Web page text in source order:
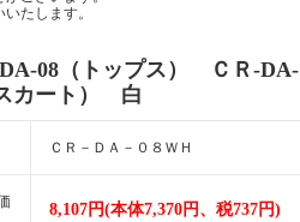
たします。
08（トップス） ＣＲ-DA-
カート） 白
ＣＲ－ＤＡ－０８ＷＨ
8,107円(本体7,370円、税737円)